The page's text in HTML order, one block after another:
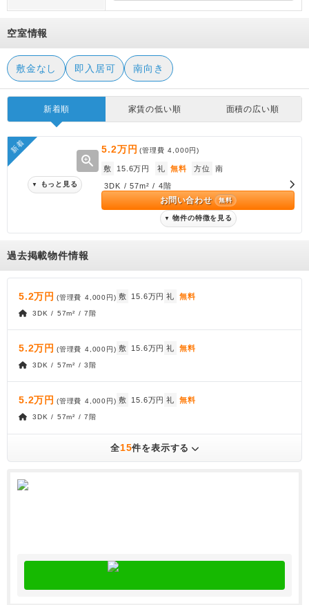
空室情報
敷金なし 即入居可 南向き
新着順 家賃の低い順 面積の広い順
新着
zoom_in
▼ もっと見る
5.2万円 (管理費4,000円)
敷 15.6万円 礼 無料 方位 南
3DK / 57m² / 4階
お問い合わせ 無料
▼ 物件の特徴を見る
過去掲載物件情報
5.2万円 (管理費 4,000円) 敷 15.6万円 礼 無料
3DK / 57m² / 7階
5.2万円 (管理費 4,000円) 敷 15.6万円 礼 無料
3DK / 57m² / 3階
5.2万円 (管理費 4,000円) 敷 15.6万円 礼 無料
3DK / 57m² / 7階
全15件を表示する